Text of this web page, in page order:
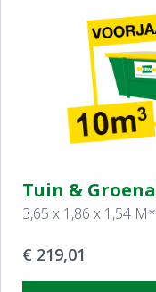
Tuin &
3,65 x 1,86 x 1,54 M*
€ 219,01